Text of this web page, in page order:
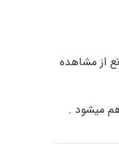
از مشاهده
میشود .